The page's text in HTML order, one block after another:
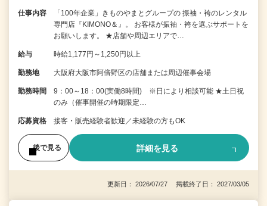
仕事内容
「100年企業」きものやまとグループの 振袖・袴のレンタル
専門店『KIMONO＆』。 お客様が振袖・袴を選ぶサポートを
お願いします。 ★店舗や周辺エリアで…
給与 時給1,177円～1,250円以上
勤務地 大阪府大阪市阿倍野区の店舗または周辺催事会場
勤務時間
9：00～18：00(実働8時間) ※日により相談可能 ★土日祝
のみ（催事開催の時期限定…
応募資格 接客・販売経験者歓迎／未経験の方もOK
後で見る 詳細を見る
更新日： 2026/07/27 掲載終了日： 2027/03/05